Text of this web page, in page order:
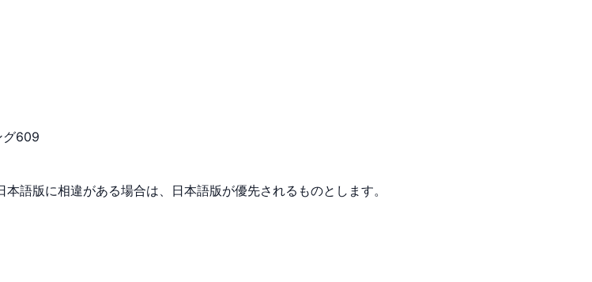
グ609
語版に相違がある場合は、日本語版が優先されるものとします。